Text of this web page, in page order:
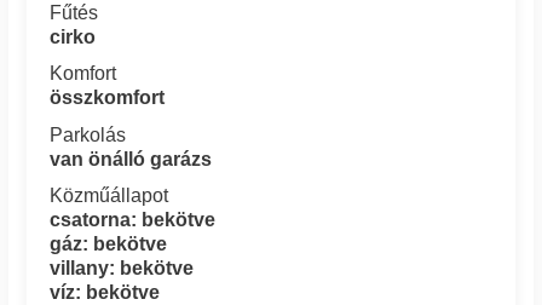
Fűtés
cirko
Komfort
összkomfort
Parkolás
van önálló garázs
Közműállapot
csatorna: bekötve
gáz: bekötve
villany: bekötve
víz: bekötve